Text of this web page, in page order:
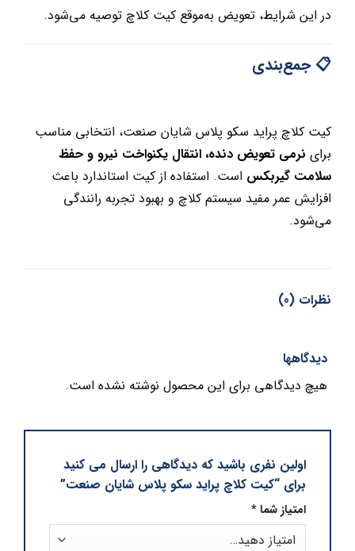
در این شرایط، تعویض به‌موقع کیت کلاچ توصیه می‌شود.
📋 جمع‌بندی
کیت کلاچ پراید سکو پلاس شایان صنعت، انتخابی مناسب
براینرمی تعویض دنده، انتقال یکنواخت نیرو و حفظ
سلامت گیربکساست. استفاده از کیت استاندارد باعث
افزایش عمر مفید سیستم کلاچ و بهبود تجربه رانندگی
می‌شود.
نظرات (0)
دیدگاهها
هیچ دیدگاهی برای این محصول نوشته نشده است.
اولین نفری باشید که دیدگاهی را ارسال می کنید
برای “کیت کلاچ پراید سکو پلاس شایان صنعت”
امتیاز شما*